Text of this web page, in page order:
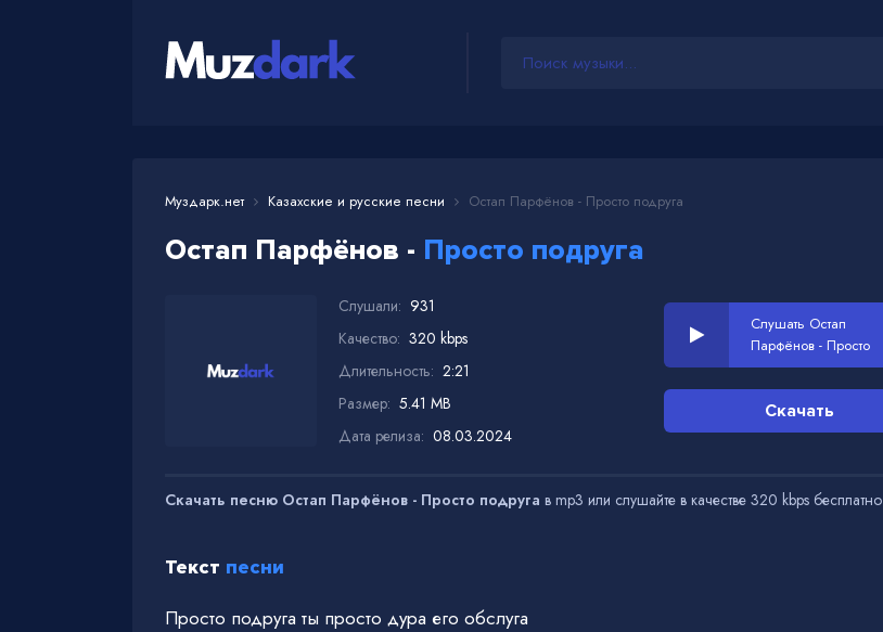
Муздарк.нет Казахские и русские песни Остап Парфёнов - Просто подруга
Остап Парфёнов - Просто подруга
Слушали: 931
Качество: 320 kbps
Длительность: 2:21
Размер: 5.41 MB
Дата релиза: 08.03.2024
Слушать Остап
Парфёнов - Просто
подруга
Скачать
Скачать песню Остап Парфёнов - Просто подруга в mp3 или слушайте в качестве 320 kbps бесплатно
Текст песни
Просто подруга ты просто дура его обслуга